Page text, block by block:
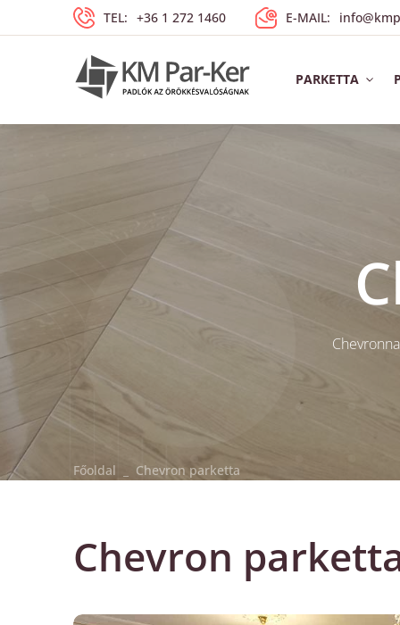
TEL: +36 1 272 1460 E-MAIL:
PARKETTA
Főoldal Chevron parketta
Chevron